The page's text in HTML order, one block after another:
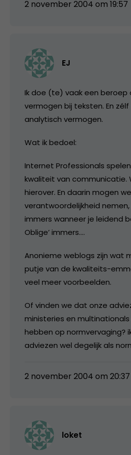
2 november 2004 om 19:57
EJ
Ik doe (te) vaak een beroep
vermogen bij teksten. En
analytisch vermogen.
Wat ik bedoel:
Internet Professionals
kwaliteit van communicatie.
hierover. En daarin mogen
verantwoordelijkheid
immers wanneer je leidend
Oblige’ immers….
Anonieme weblogs zijn wat
putje van de kwaliteits-
veel meer voorbeelden.
Of vinden we dat onze
ministeries en
hebben op normvervaging?
adviezen wel degelijk als
2 november 2004 om 20:37
loket